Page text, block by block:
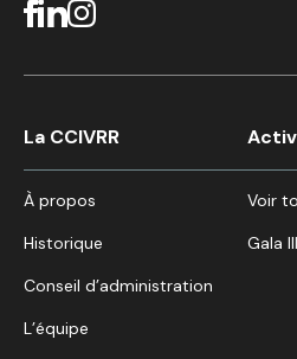
La CCIVRR
À propos
Historique
Conseil d’administration
L’équipe
Voir
Gala